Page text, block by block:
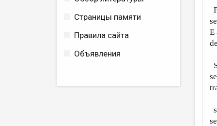
Страницы памяти
Правила сайта
Объявления
E